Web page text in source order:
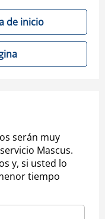
de inicio
serán muy
Mascus.
y, si usted lo
tiempo